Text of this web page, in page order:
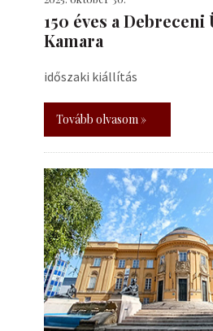
150 éves a Debreceni
Kamara
időszaki kiállítás
Tovább olvasom »